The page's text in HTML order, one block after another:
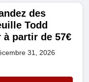
des
Todd
à partir de 57€
31, 2026